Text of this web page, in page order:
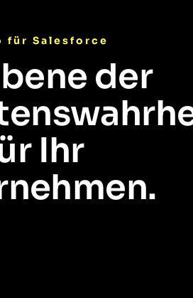
für Salesforce
der
Ihr